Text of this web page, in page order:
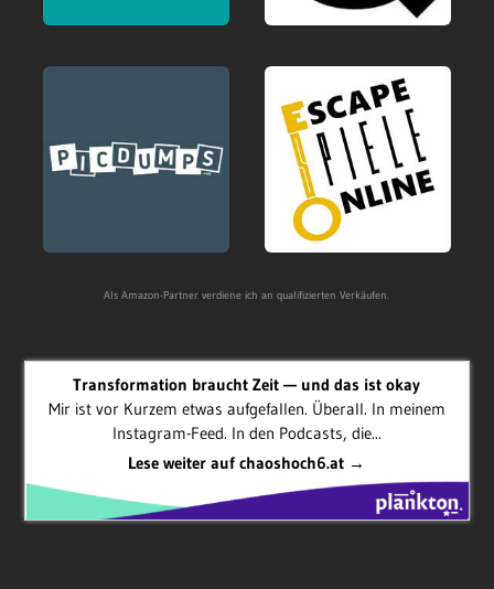
Als Amazon-Partner verdiene ich an qualifizierten Verkäufen.
Transformation braucht Zeit — und das ist okay
Mir ist vor Kurzem etwas aufgefallen. Überall. In meinem
Instagram-Feed. In den Podcasts, die...
Lese weiter auf chaoshoch6.at →